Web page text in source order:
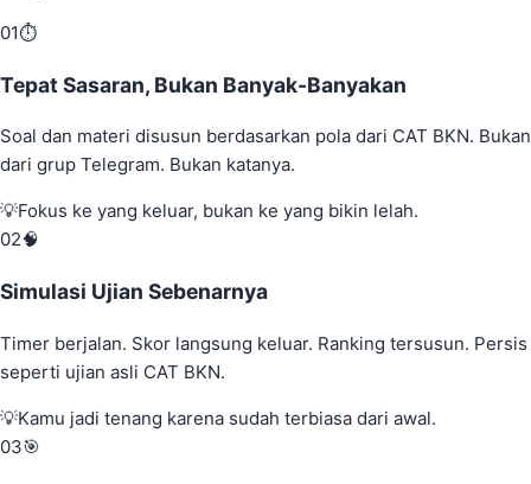
01⏱️
Tepat Sasaran, Bukan Banyak-Banyakan
Soal dan materi disusun berdasarkan pola dari CAT BKN. Bukan
dari grup Telegram. Bukan katanya.
💡Fokus ke yang keluar, bukan ke yang bikin lelah.
02🧠
Simulasi Ujian Sebenarnya
Timer berjalan. Skor langsung keluar. Ranking tersusun. Persis
seperti ujian asli CAT BKN.
💡Kamu jadi tenang karena sudah terbiasa dari awal.
03🎯